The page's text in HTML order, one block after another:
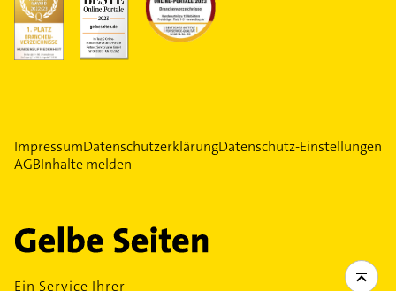
ImpressumDatenschutzerklärungDatenschutz-Einstellungen
AGBInhalte melden
Ein Service Ihrer